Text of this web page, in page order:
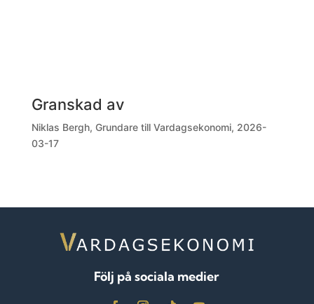
Granskad av
Niklas Bergh, Grundare till Vardagsekonomi, 2026-
03-17
Följ på sociala medier